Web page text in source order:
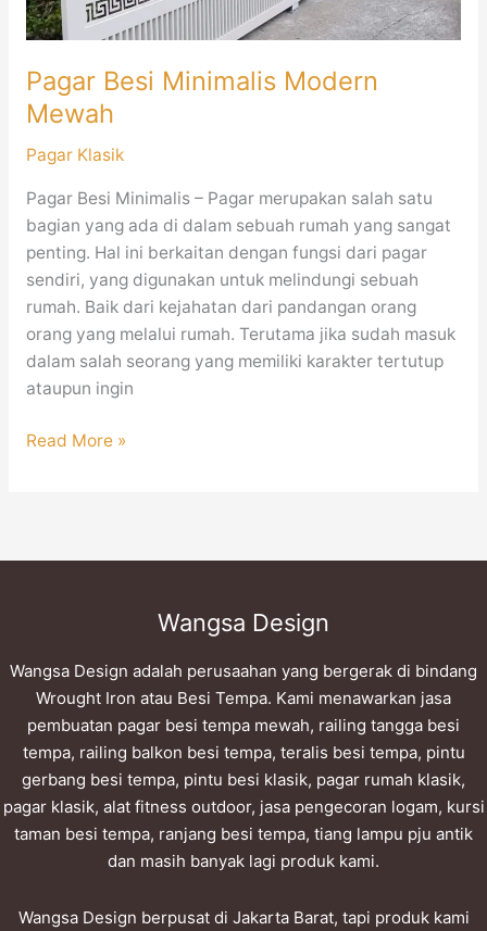
Pagar Besi Minimalis Modern
Mewah
Pagar Klasik
Pagar Besi Minimalis – Pagar merupakan salah satu
bagian yang ada di dalam sebuah rumah yang sangat
penting. Hal ini berkaitan dengan fungsi dari pagar
sendiri, yang digunakan untuk melindungi sebuah
rumah. Baik dari kejahatan dari pandangan orang
orang yang melalui rumah. Terutama jika sudah masuk
dalam salah seorang yang memiliki karakter tertutup
ataupun ingin
Read More »
Wangsa Design
Wangsa Design adalah perusaahan yang bergerak di bindang
Wrought Iron atau Besi Tempa. Kami menawarkan jasa
pembuatan pagar besi tempa mewah, railing tangga besi
tempa, railing balkon besi tempa, teralis besi tempa, pintu
gerbang besi tempa, pintu besi klasik, pagar rumah klasik,
pagar klasik, alat fitness outdoor, jasa pengecoran logam, kursi
taman besi tempa, ranjang besi tempa, tiang lampu pju antik
dan masih banyak lagi produk kami.
Wangsa Design berpusat di Jakarta Barat, tapi produk kami